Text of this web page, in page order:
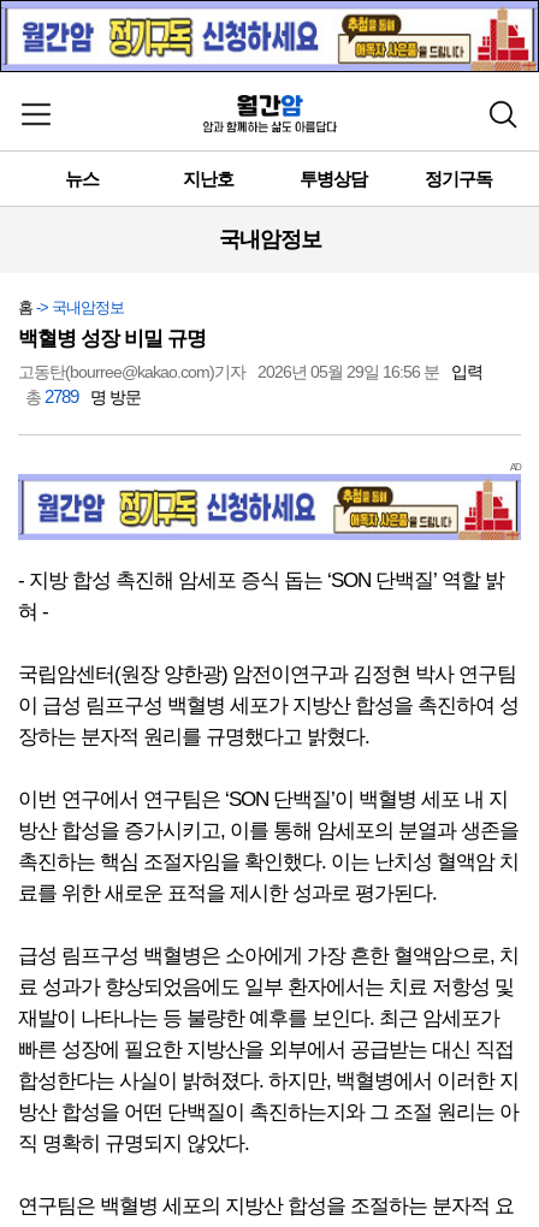
메뉴 열기 검색
뉴스 지난호 투병상담 정기구독
국내암정보
홈 -> 국내암정보
백혈병 성장 비밀 규명
고동탄(bourree@kakao.com)기자 2026년 05월 29일 16:56 분
입력
총 2789 명 방문
AD
- 지방 합성 촉진해 암세포 증식 돕는 ‘SON 단백질’ 역할 밝
혀 -
국립암센터(원장 양한광) 암전이연구과 김정현 박사 연구팀
이 급성 림프구성 백혈병 세포가 지방산 합성을 촉진하여 성
장하는 분자적 원리를 규명했다고 밝혔다.
이번 연구에서 연구팀은 ‘SON 단백질’이 백혈병 세포 내 지
방산 합성을 증가시키고, 이를 통해 암세포의 분열과 생존을
촉진하는 핵심 조절자임을 확인했다. 이는 난치성 혈액암 치
료를 위한 새로운 표적을 제시한 성과로 평가된다.
급성 림프구성 백혈병은 소아에게 가장 흔한 혈액암으로, 치
료 성과가 향상되었음에도 일부 환자에서는 치료 저항성 및
재발이 나타나는 등 불량한 예후를 보인다. 최근 암세포가
빠른 성장에 필요한 지방산을 외부에서 공급받는 대신 직접
합성한다는 사실이 밝혀졌다. 하지만, 백혈병에서 이러한 지
방산 합성을 어떤 단백질이 촉진하는지와 그 조절 원리는 아
직 명확히 규명되지 않았다.
연구팀은 백혈병 세포의 지방산 합성을 조절하는 분자적 요